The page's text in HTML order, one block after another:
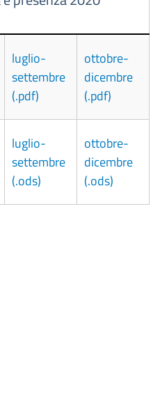
luglio-
settembre
(.pdf)
ottobre-
dicembre
(.pdf)
luglio-
settembre
(.ods)
ottobre-
dicembre
(.ods)